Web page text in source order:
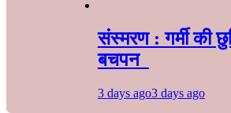
संस्मरण : गर्मी की
बचपन
3 days ago3 days ago